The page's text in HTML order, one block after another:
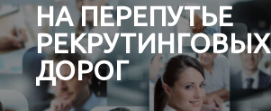
НА ПЕРЕПУТЬЕ
РЕКРУТИНГОВЫХ
ДОРОГ